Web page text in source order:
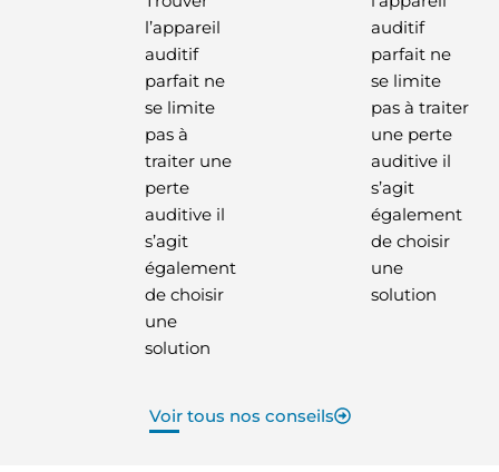
l’appareil
auditif
parfait ne
se limite
pas à
traiter une
perte
auditive il
s’agit
également
de choisir
une
solution
auditif
parfait ne
se limite
pas à traiter
une perte
auditive il
s’agit
également
de choisir
une
solution
Voir tous nos conseils